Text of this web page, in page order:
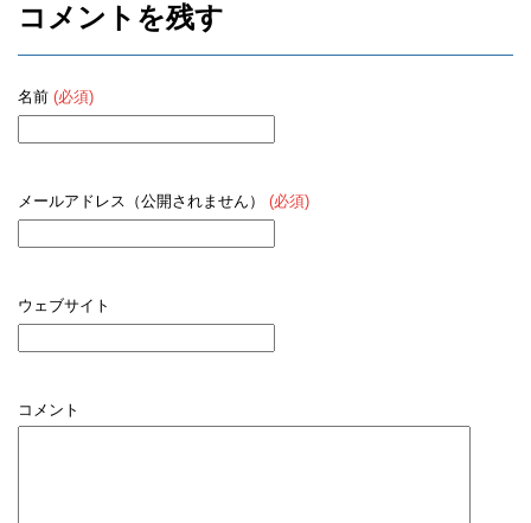
コメントを残す
名前 (必須)
メールアドレス（公開されません） (必須)
ウェブサイト
コメント